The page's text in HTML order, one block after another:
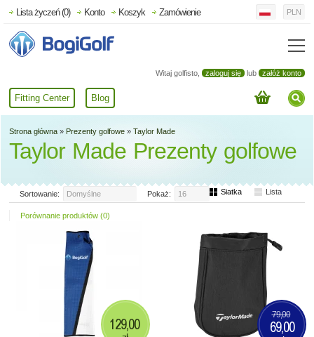
Witaj golfisto, zaloguj się lub załóż konto
Fitting Center Blog
Lista życzeń (0) Konto Koszyk Zamówienie PLN
Strona główna » Prezenty golfowe » Taylor Made
Taylor Made Prezenty golfowe
Sortowanie: Domyślne Pokaż: 16 Siatka Lista
Porównanie produktów (0)
129,00
79,00
69,00